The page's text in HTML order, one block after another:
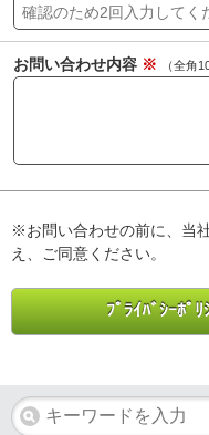
お問い合わせ内容 ※ （全角
※お問い合わせの前に、当
え、ご同意ください。